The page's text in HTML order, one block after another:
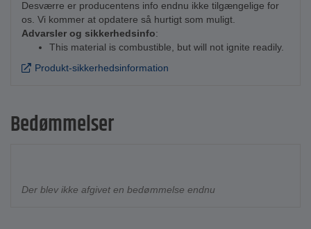
Desværre er producentens info endnu ikke tilgængelige for
os. Vi kommer at opdatere så hurtigt som muligt.
Advarsler og sikkerhedsinfo:
This material is combustible, but will not ignite readily.
Produkt-sikkerhedsinformation
Bedømmelser
Der blev ikke afgivet en bedømmelse endnu